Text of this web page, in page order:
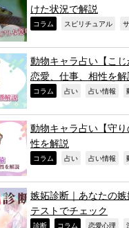
けた状況で解説
コラム スピリチュアル
動物キャラ占い【こ
恋愛、仕事、相性を解
コラム 占い 占い情報
動物キャラ占い【守
性を解説
コラム 占い 占い情報
嫉妬診断｜あなたの
テストでチェック
診断 コラム 恋愛心理